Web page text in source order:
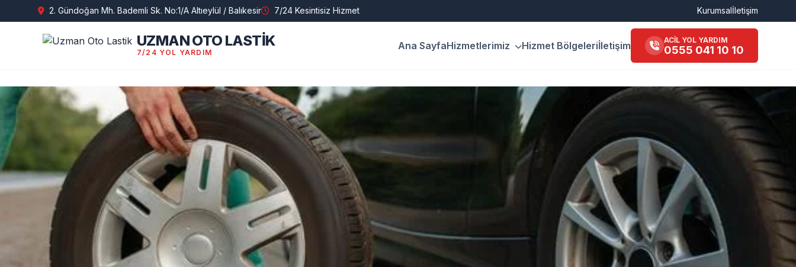
2. Gündoğan Mh. Bademli Sk. No:1/A Altıeylül / Balıkesir 7/24 Kesintisiz Hizmet Kurumsalİletişim
UZMAN OTO LASTİK
7/24 YOL YARDIM
Ana SayfaHizmetlerimiz Hizmet Bölgeleriİletişim ACİL YOL YARDIM
0555 041 10 10